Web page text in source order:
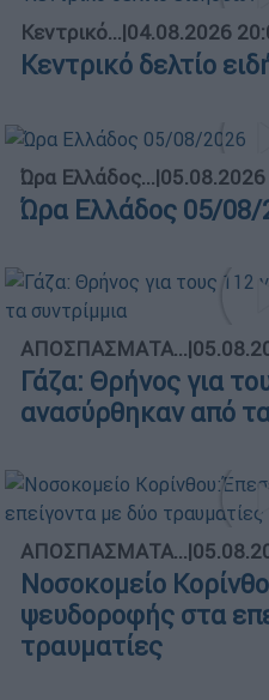
Κεντρικό...|04.08.2026
Κεντρικό δελτίο
Ώρα Ελλάδος...|
Ώρα Ελλάδος 05/08/
ΑΠΟΣΠΑΣΜΑΤΑ...|
Γάζα: Θρήνος για
ανασύρθηκαν από
ΑΠΟΣΠΑΣΜΑΤΑ...|
Νοσοκομείο
ψευδοροφής στα
τραυματίες